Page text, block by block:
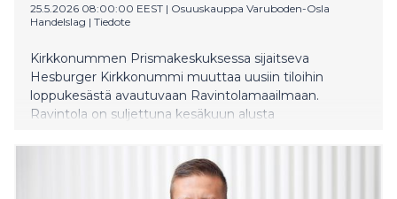
25.5.2026 08:00:00 EEST | Osuuskauppa Varuboden-Osla
Handelslag | Tiedote
Kirkkonummen Prismakeskuksessa sijaitseva
Hesburger Kirkkonummi muuttaa uusiin tiloihin
loppukesästä avautuvaan Ravintolamaailmaan.
Ravintola on suljettuna kesäkuun alusta